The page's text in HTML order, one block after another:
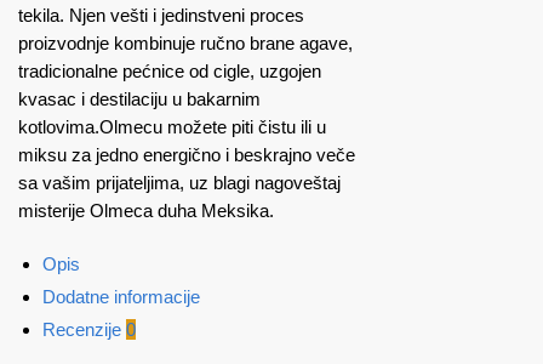
tekila. Njen vešti i jedinstveni proces
proizvodnje kombinuje ručno brane agave,
tradicionalne pećnice od cigle, uzgojen
kvasac i destilaciju u bakarnim
kotlovima.Olmecu možete piti čistu ili u
miksu za jedno energično i beskrajno veče
sa vašim prijateljima, uz blagi nagoveštaj
misterije Olmeca duha Meksika.
Opis
Dodatne informacije
Recenzije 0